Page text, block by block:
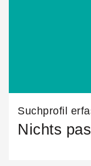
Suchprofil
Nichts